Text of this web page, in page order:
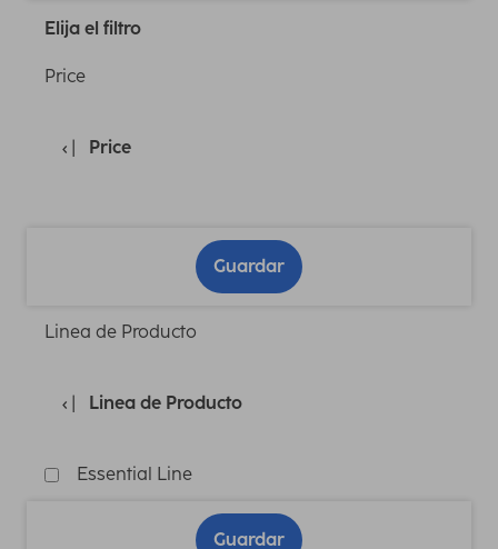
Elija el filtro
Price
Price
Guardar
Linea de Producto
Linea de Producto
Essential Line
Guardar